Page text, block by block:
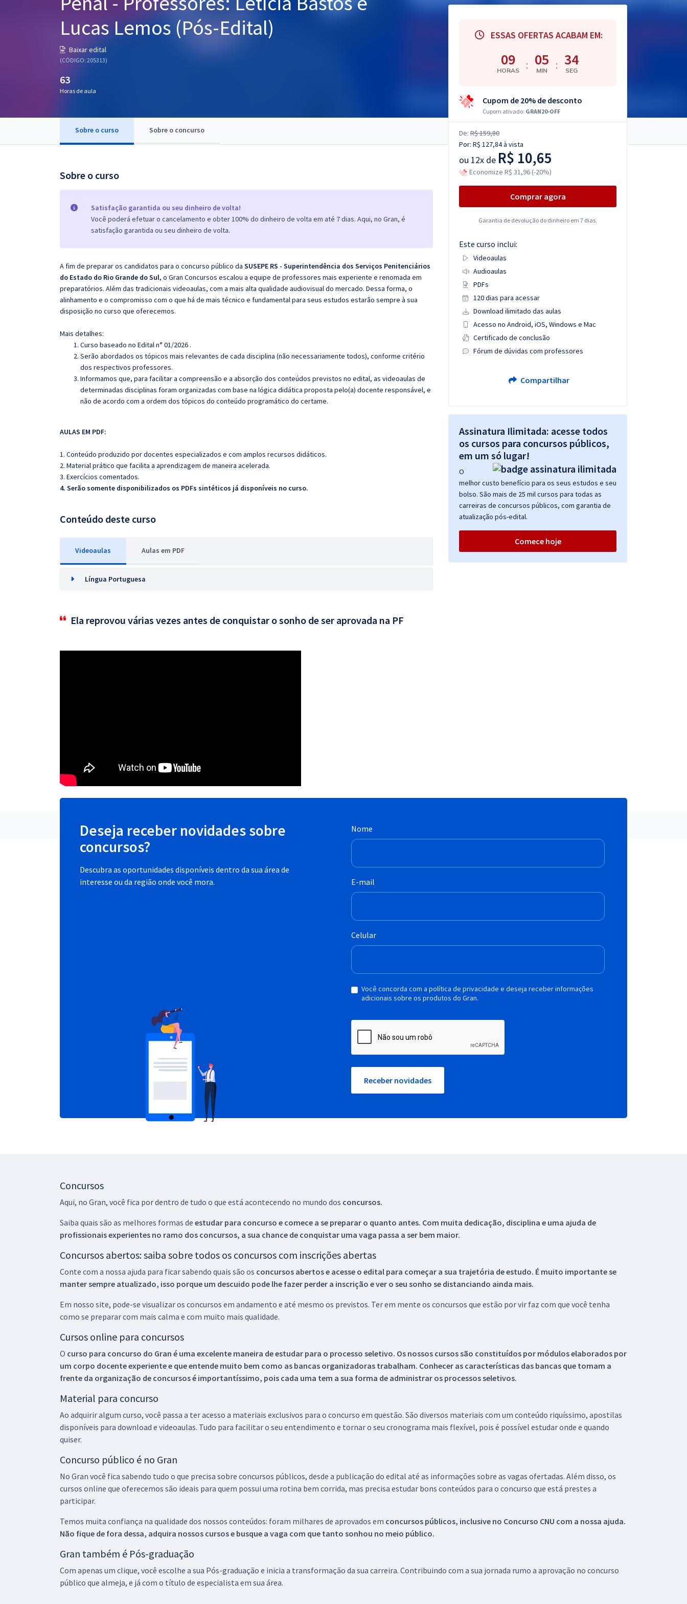
Conteúdo gratuito
Blog
Lucas Lemos (Pós-Edital)
Baixar edital
(CÓDIGO: 205313)
63
Horas de aula
Sobre o curso Sobre o concurso
Sobre o curso
Satisfação garantida ou seu dinheiro de volta!
Você poderá efetuar o cancelamento e obter 100% do dinheiro de volta em até 7 dias. Aqui, no Gran, é
satisfação garantida ou seu dinheiro de volta.
A fim de preparar os candidatos para o concurso público da SUSEPE RS - Superintendência dos Serviços Penitenciários
do Estado do Rio Grande do Sul, o Gran Concursos escalou a equipe de professores mais experiente e renomada em
preparatórios. Além das tradicionais videoaulas, com a mais alta qualidade audiovisual do mercado. Dessa forma, o
alinhamento e o compromisso com o que há de mais técnico e fundamental para seus estudos estarão sempre à sua
disposição no curso que oferecemos.
Mais detalhes:
Curso baseado no Edital n° 01/2026 .
Serão abordados os tópicos mais relevantes de cada disciplina (não necessariamente todos), conforme critério
dos respectivos professores.
Informamos que, para facilitar a compreensão e a absorção dos conteúdos previstos no edital, as videoaulas de
determinadas disciplinas foram organizadas com base na lógica didática proposta pelo(a) docente responsável, e
não de acordo com a ordem dos tópicos do conteúdo programático do certame.
AULAS EM PDF:
1. Conteúdo produzido por docentes especializados e com amplos recursos didáticos.
2. Material prático que facilita a aprendizagem de maneira acelerada.
3. Exercícios comentados.
4. Serão somente disponibilizados os PDFs sintéticos já disponíveis no curso.
Conteúdo deste curso
Videoaulas Aulas em PDF
Língua Portuguesa
Ela reprovou várias vezes antes de conquistar o sonho de ser aprovada na PF
ESSAS OFERTAS ACABAM EM:
09
HORAS : 05
MIN : 33
SEG
Cupom de 20% de desconto
Cupom ativado: GRAN20-OFF
De: R$ 159,80
Por: R$ 127,84à vista
ou 12x de R$ 10,65
Economize R$ 31,96 (-20%)
Comprar agora
Garantia de devolução do dinheiro em 7 dias.
Este curso inclui:
Videoaulas
Audioaulas
PDFs
120 dias para acessar
Download ilimitado das aulas
Acesso no Android, iOS, Windows e Mac
Certificado de conclusão
Fórum de dúvidas com professores
Compartilhar
Assinatura Ilimitada: acesse todos
os cursos para concursos públicos,
em um só lugar!
O
melhor custo benefício para os seus estudos e seu
bolso. São mais de 25 mil cursos para todas as
carreiras de concursos públicos, com garantia de
atualização pós-edital.
Comece hoje
Deseja receber novidades sobre
concursos?
Descubra as oportunidades disponíveis dentro da sua área de
interesse ou da região onde você mora.
Nome
E-mail
Celular
Você concorda com a política de privacidade e deseja receber informações
adicionais sobre os produtos do Gran.
Receber novidades
Concursos
Aqui, no Gran, você fica por dentro de tudo o que está acontecendo no mundo dos concursos.
Saiba quais são as melhores formas de estudar para concurso e comece a se preparar o quanto antes. Com muita dedicação, disciplina e uma ajuda de
profissionais experientes no ramo dos concursos, a sua chance de conquistar uma vaga passa a ser bem maior.
Concursos abertos: saiba sobre todos os concursos com inscrições abertas
Conte com a nossa ajuda para ficar sabendo quais são os concursos abertos e acesse o edital para começar a sua trajetória de estudo. É muito importante se
manter sempre atualizado, isso porque um descuido pode lhe fazer perder a inscrição e ver o seu sonho se distanciando ainda mais.
Em nosso site, pode-se visualizar os concursos em andamento e até mesmo os previstos. Ter em mente os concursos que estão por vir faz com que você tenha
como se preparar com mais calma e com muito mais qualidade.
Cursos online para concursos
O curso para concurso do Gran é uma excelente maneira de estudar para o processo seletivo. Os nossos cursos são constituídos por módulos elaborados por
um corpo docente experiente e que entende muito bem como as bancas organizadoras trabalham. Conhecer as características das bancas que tomam a
frente da organização de concursos é importantíssimo, pois cada uma tem a sua forma de administrar os processos seletivos.
Material para concurso
Ao adquirir algum curso, você passa a ter acesso a materiais exclusivos para o concurso em questão. São diversos materiais com um conteúdo riquíssimo, apostilas
disponíveis para download e videoaulas. Tudo para facilitar o seu entendimento e tornar o seu cronograma mais flexível, pois é possível estudar onde e quando
quiser.
Concurso público é no Gran
No Gran você fica sabendo tudo o que precisa sobre concursos públicos, desde a publicação do edital até as informações sobre as vagas ofertadas. Além disso, os
cursos online que oferecemos são ideais para quem possui uma rotina bem corrida, mas precisa estudar bons conteúdos para o concurso que está prestes a
participar.
Temos muita confiança na qualidade dos nossos conteúdos: foram milhares de aprovados em concursos públicos, inclusive no Concurso CNU com a nossa ajuda.
Não fique de fora dessa, adquira nossos cursos e busque a vaga com que tanto sonhou no meio público.
Gran também é Pós-graduação
Com apenas um clique, você escolhe a sua Pós-graduação e inicia a transformação da sua carreira. Contribuindo com a sua jornada rumo a aprovação no concurso
público que almeja, e já com o título de especialista em sua área.